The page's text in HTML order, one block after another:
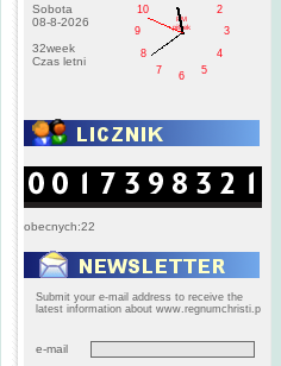
Sobota
08-8-2026
32week
Czas letni
2
3
4
5
6
7
8
9
10
PM
pištek
obecnych:22
Submit your e-mail address to receive the
latest information about www.regnumchristi.p
e-mail